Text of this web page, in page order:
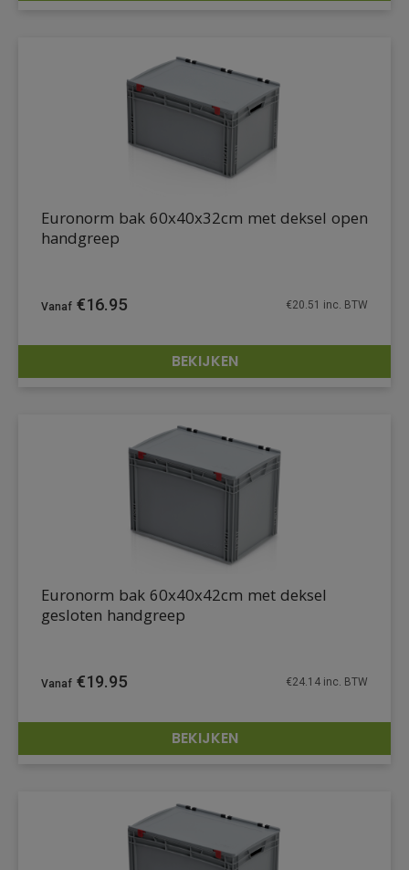
DETAILS
Euronorm bak 60x40x32cm met deksel open
handgreep
€16.95 €20.51 inc. BTW
BEKIJKEN
DETAILS
Euronorm bak 60x40x42cm met deksel
gesloten handgreep
€19.95 €24.14 inc. BTW
BEKIJKEN